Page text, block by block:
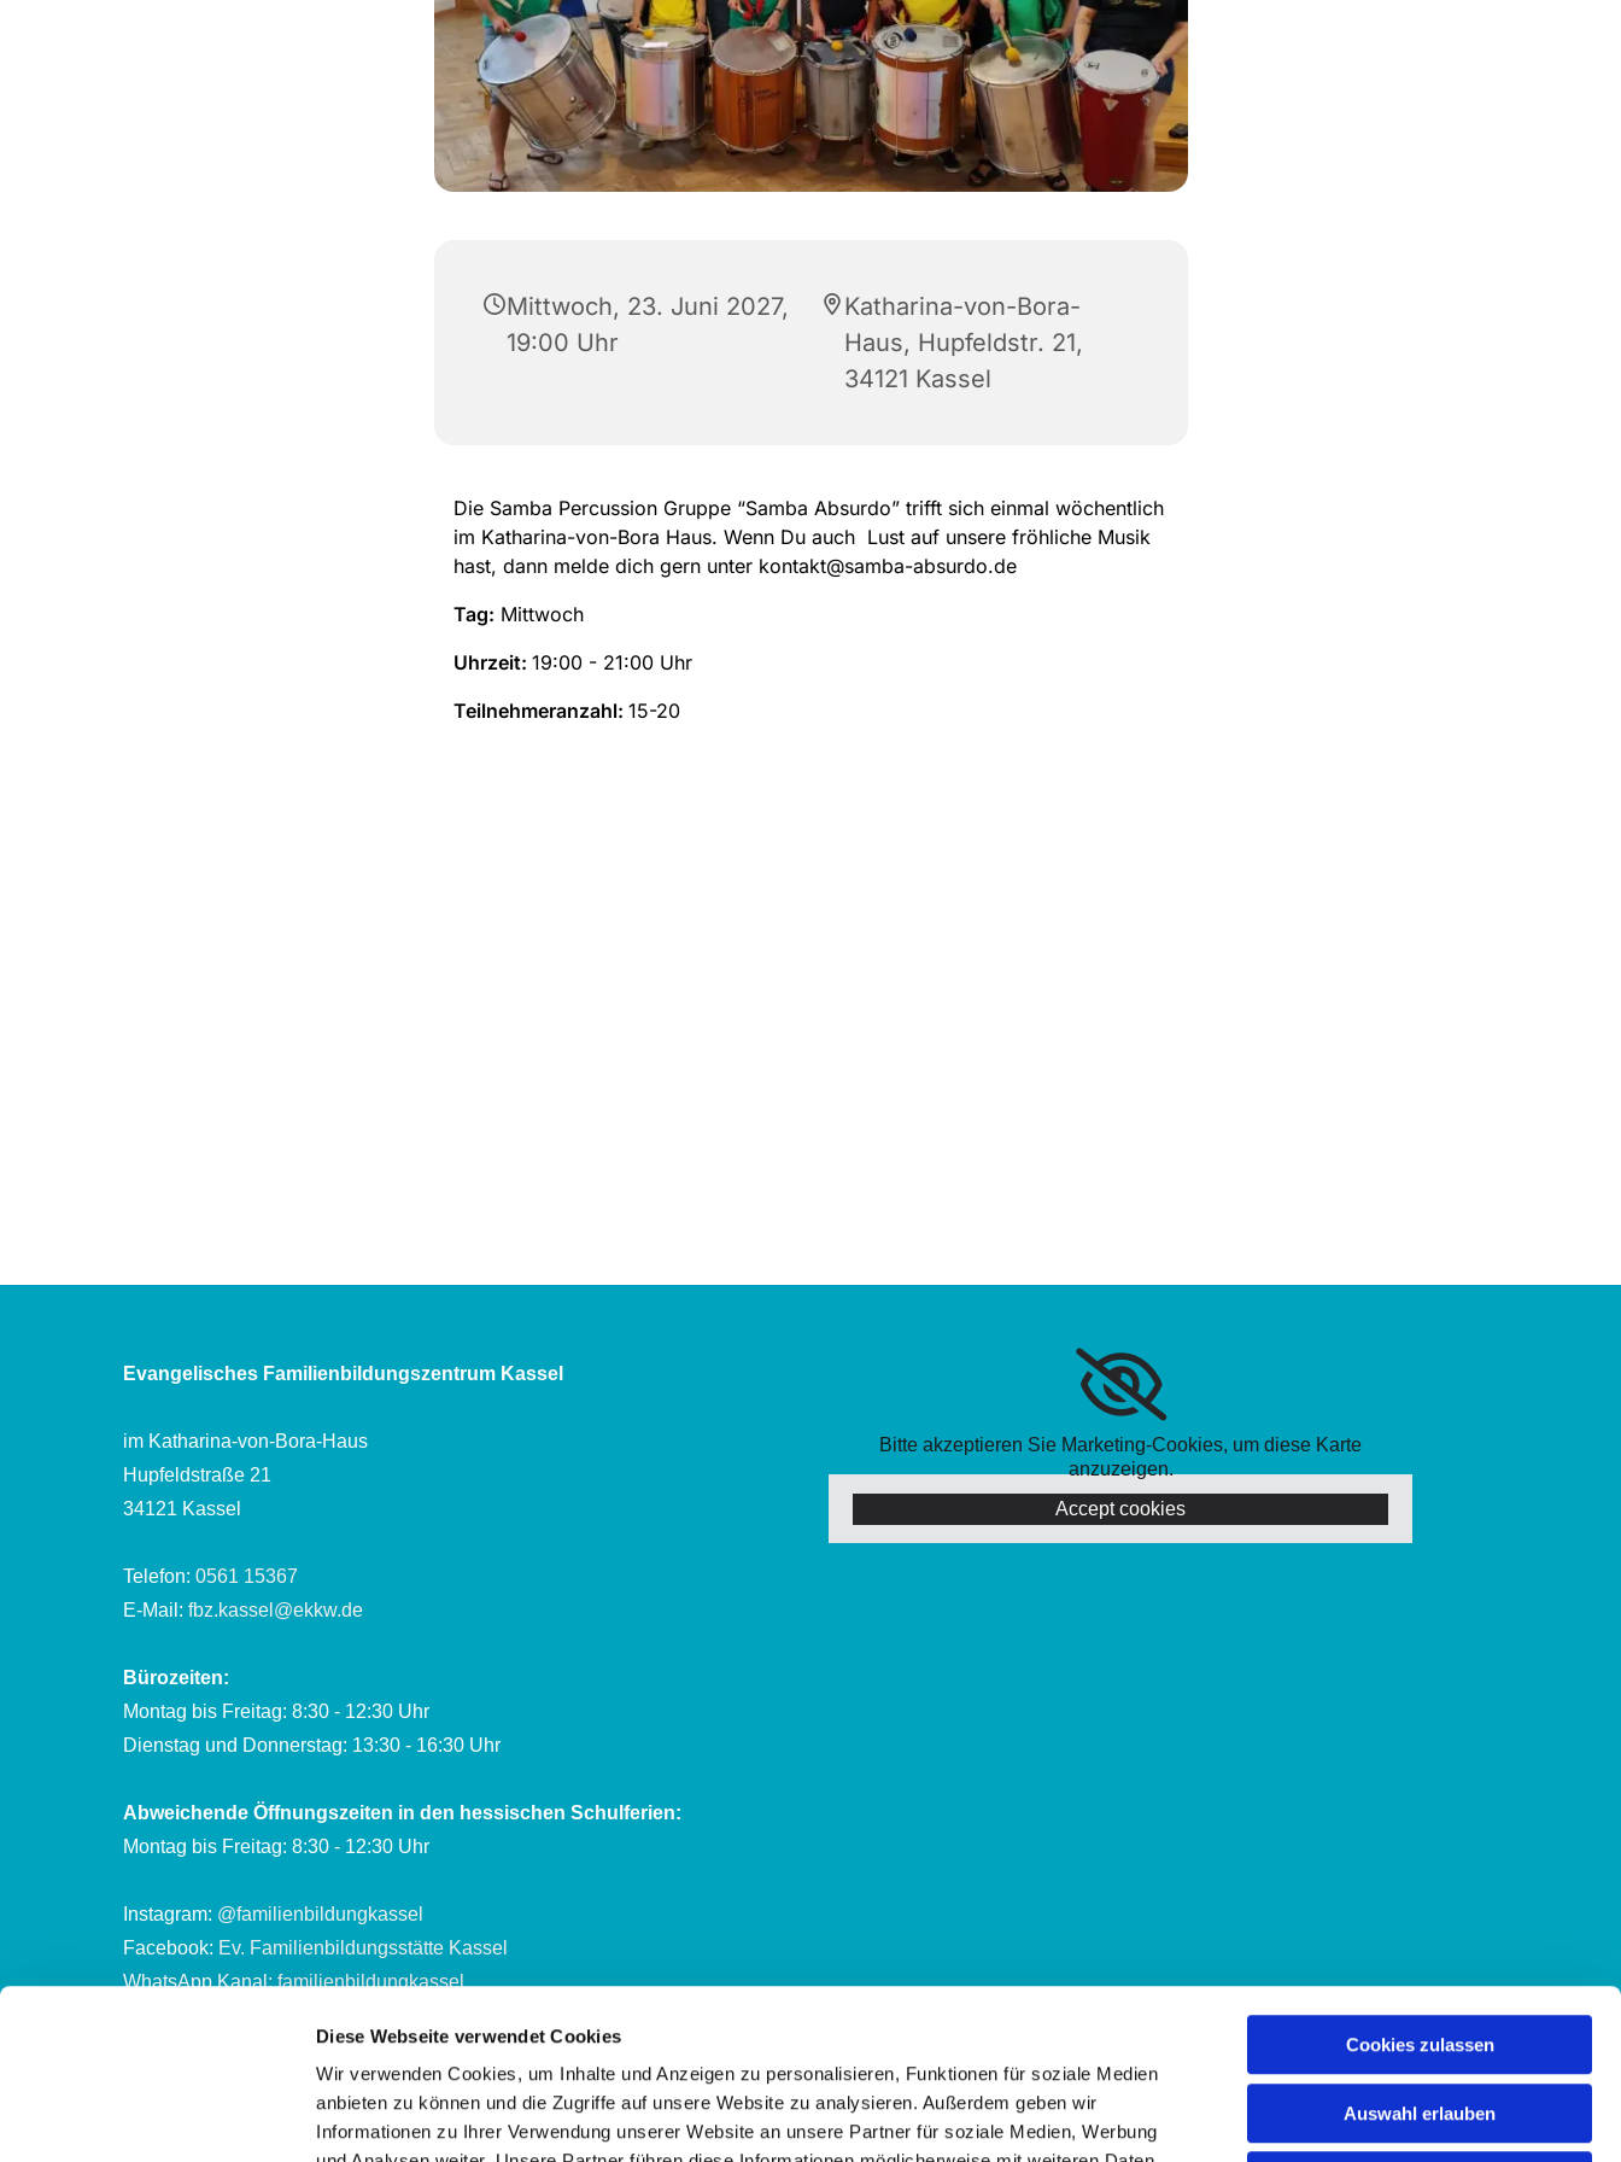
Diese Webseite verwendet Cookies
Wir verwenden Cookies, um Inhalte und Anzeigen zu personalisieren, Funktionen für soziale Medien
anbieten zu können und die Zugriffe auf unsere Website zu analysieren. Außerdem geben wir
Informationen zu Ihrer Verwendung unserer Website an unsere Partner für soziale Medien, Werbung
Cookies zulassen
Auswahl erlauben
Mittwoch, 23. Juni 2027,
19:00 Uhr
Katharina-von-Bora-
Haus, Hupfeldstr. 21,
34121 Kassel
Die Samba Percussion Gruppe “Samba Absurdo” trifft sich einmal wöchentlich
im Katharina-von-Bora Haus. Wenn Du auch Lust auf unsere fröhliche Musik
hast, dann melde dich gern unter kontakt@samba-absurdo.de
Tag: Mittwoch
Uhrzeit: 19:00 - 21:00 Uhr
Teilnehmeranzahl: 15-20
Evangelisches Familienbildungszentrum Kassel
im Katharina-von-Bora-Haus
Hupfeldstraße 21
34121 Kassel
Telefon: 0561 15367
E-Mail: fbz.kassel@ekkw.de
Bürozeiten:
Montag bis Freitag: 8:30 - 12:30 Uhr
Dienstag und Donnerstag: 13:30 - 16:30 Uhr
Abweichende Öffnungszeiten in den hessischen Schulferien:
Montag bis Freitag: 8:30 - 12:30 Uhr
Instagram: @familienbildungkassel
Facebook: Ev. Familienbildungsstätte Kassel
WhatsApp Kanal:familienbildungkassel
Kontonummer des Ev. Familienbildungszentrum Kassel:
Evang. Stadtkirchenkreis Kassel
DE65 5206 0410 0302 2002 01
Bitte akzeptieren Sie Marketing-Cookies, um diese Karte
anzuzeigen.
Accept cookies